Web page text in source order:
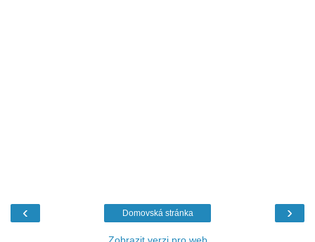
‹ ›
Domovská stránka
Zobrazit verzi pro web